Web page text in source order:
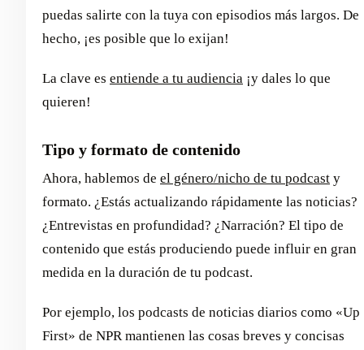
puedas salirte con la tuya con episodios más largos. De
hecho, ¡es posible que lo exijan!
La clave es entiende a tu audiencia ¡y dales lo que
quieren!
Tipo y formato de contenido
Ahora, hablemos de el género/nicho de tu podcast y
formato. ¿Estás actualizando rápidamente las noticias?
¿Entrevistas en profundidad? ¿Narración? El tipo de
contenido que estás produciendo puede influir en gran
medida en la duración de tu podcast.
Por ejemplo, los podcasts de noticias diarios como «Up
First» de NPR mantienen las cosas breves y concisas